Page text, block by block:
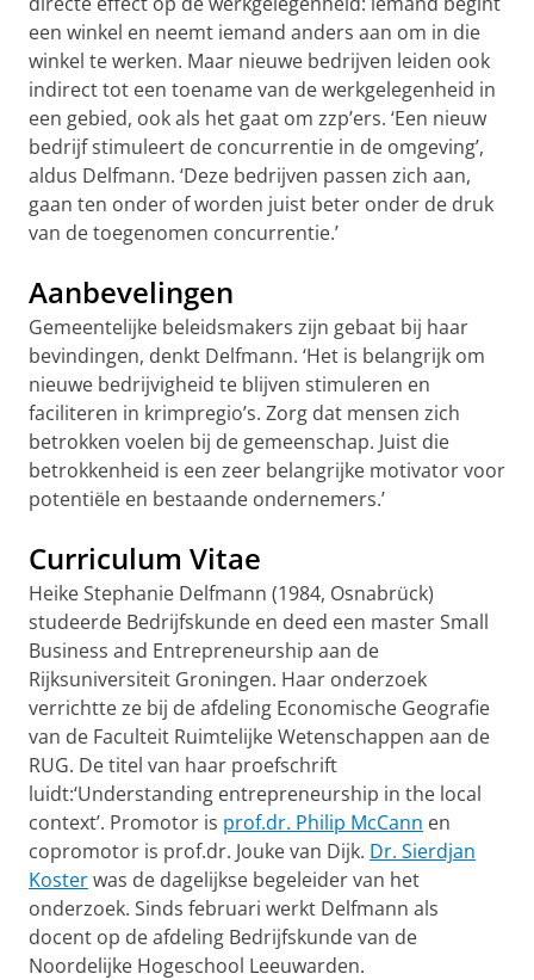
een winkel en neemt iemand anders aan om in die
winkel te werken. Maar nieuwe bedrijven leiden ook
indirect tot een toename van de werkgelegenheid in
een gebied, ook als het gaat om zzp’ers. ‘Een nieuw
bedrijf stimuleert de concurrentie in de omgeving’,
aldus Delfmann. ‘Deze bedrijven passen zich aan,
gaan ten onder of worden juist beter onder de druk
van de toegenomen concurrentie.’
Aanbevelingen
Gemeentelijke beleidsmakers zijn gebaat bij haar
bevindingen, denkt Delfmann. ‘Het is belangrijk om
nieuwe bedrijvigheid te blijven stimuleren en
faciliteren in krimpregio’s. Zorg dat mensen zich
betrokken voelen bij de gemeenschap. Juist die
betrokkenheid is een zeer belangrijke motivator voor
potentiële en bestaande ondernemers.’
Curriculum Vitae
Heike Stephanie Delfmann (1984, Osnabrück)
studeerde Bedrijfskunde en deed een master Small
Business and Entrepreneurship aan de
Rijksuniversiteit Groningen. Haar onderzoek
verrichtte ze bij de afdeling Economische Geografie
van de Faculteit Ruimtelijke Wetenschappen aan de
RUG. De titel van haar proefschrift
luidt:‘Understanding entrepreneurship in the local
context’. Promotor is prof.dr. Philip McCann en
copromotor is prof.dr. Jouke van Dijk. Dr. Sierdjan
Kosterwas de dagelijkse begeleider van het
onderzoek. Sinds februari werkt Delfmann als
docent op de afdeling Bedrijfskunde van de
Noordelijke Hogeschool Leeuwarden.